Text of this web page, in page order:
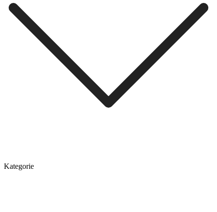
Kategorie